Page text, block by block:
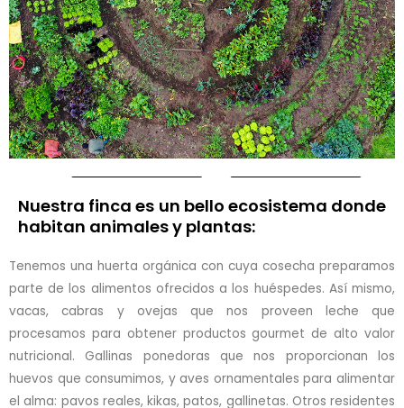
Nuestra finca es un bello ecosistema donde
habitan animales y plantas:
Tenemos una huerta orgánica con cuya cosecha preparamos
parte de los alimentos ofrecidos a los huéspedes. Así mismo,
vacas, cabras y ovejas que nos proveen leche que
procesamos para obtener productos gourmet de alto valor
nutricional. Gallinas ponedoras que nos proporcionan los
huevos que consumimos, y aves ornamentales para alimentar
el alma: pavos reales, kikas, patos, gallinetas. Otros residentes